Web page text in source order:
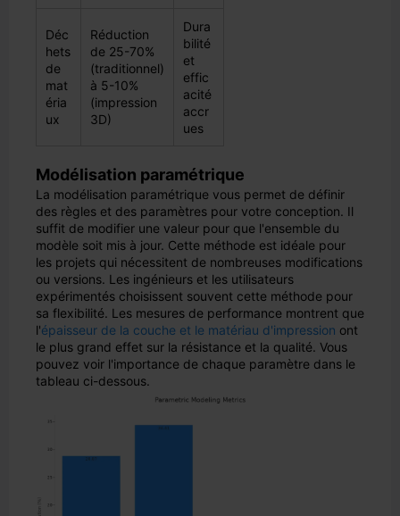
Déc
hets
de
mat
éria
ux
Réduction
de 25-70%
(traditionnel)
à 5-10%
(impression
3D)
Dura
bilité
et
effic
acité
accr
ues
Modélisation paramétrique
La modélisation paramétrique vous permet de définir
des règles et des paramètres pour votre conception. Il
suffit de modifier une valeur pour que l'ensemble du
modèle soit mis à jour. Cette méthode est idéale pour
les projets qui nécessitent de nombreuses modifications
ou versions. Les ingénieurs et les utilisateurs
expérimentés choisissent souvent cette méthode pour
sa flexibilité. Les mesures de performance montrent que
l'épaisseur de la couche et le matériau d'impression ont
le plus grand effet sur la résistance et la qualité. Vous
pouvez voir l'importance de chaque paramètre dans le
tableau ci-dessous.